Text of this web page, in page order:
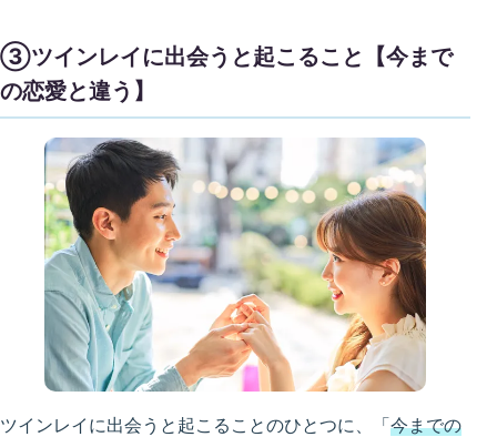
③ツインレイに出会うと起こること【今まで
の恋愛と違う】
ツインレイに出会うと起こることのひとつに、「今までの